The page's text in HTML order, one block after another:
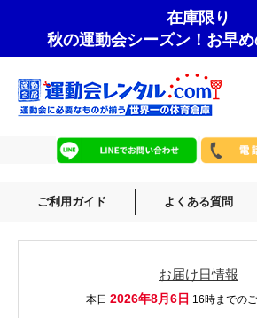
在庫限り
秋の運動会シーズン！お早
ご利用ガイド よくある質問
お届け日情報
本日 2026年8月6日 16時までの